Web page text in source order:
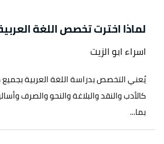
لماذا اخترت تخصص اللغة
اسراء ابو الزيت
يُعني التخصص بدراسة اللغة العربية بجميع
كالأدب والنقد والبلاغة والنحو والصرف
بما...